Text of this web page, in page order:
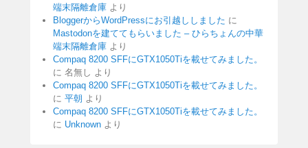
端末隔離倉庫 より
BloggerからWordPressにお引越ししました に
Mastodonを建ててもらいました – ひらちょんの中華
端末隔離倉庫 より
Compaq 8200 SFFにGTX1050Tiを載せてみました。
に 名無し より
Compaq 8200 SFFにGTX1050Tiを載せてみました。
に 平朝 より
Compaq 8200 SFFにGTX1050Tiを載せてみました。
に Unknown より